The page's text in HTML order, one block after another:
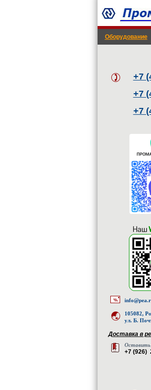
Оборудование
+7
+7
+7
105082,
ул. Б.
Доставка в
Оставить
+7 (926)